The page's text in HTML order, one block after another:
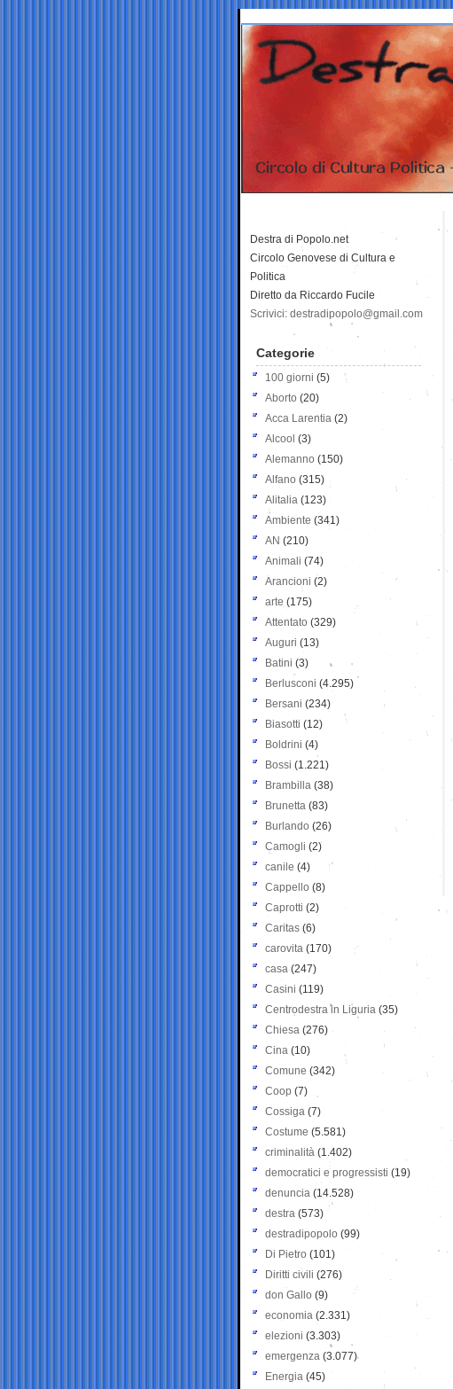
Destra di Popolo.net
Circolo Genovese di Cultura e
Politica
Diretto da Riccardo Fucile
Scrivici: destradipopolo@gmail.com
Categorie
100 giorni (5)
Aborto (20)
Acca Larentia (2)
Alcool (3)
Alemanno (150)
Alfano (315)
Alitalia (123)
Ambiente (341)
AN (210)
Animali (74)
Arancioni (2)
arte (175)
Attentato (329)
Auguri (13)
Batini (3)
Berlusconi (4.295)
Bersani (234)
Biasotti (12)
Boldrini (4)
Bossi (1.221)
Brambilla (38)
Brunetta (83)
Burlando (26)
Camogli (2)
canile (4)
Cappello (8)
Caprotti (2)
Caritas (6)
carovita (170)
casa (247)
Casini (119)
Centrodestra in Liguria (35)
Chiesa (276)
Cina (10)
Comune (342)
Coop (7)
Cossiga (7)
Costume (5.581)
criminalità (1.402)
democratici e progressisti (19)
denuncia (14.528)
destra (573)
destradipopolo (99)
Di Pietro (101)
Diritti civili (276)
don Gallo (9)
economia (2.331)
elezioni (3.303)
emergenza (3.077)
Energia (45)